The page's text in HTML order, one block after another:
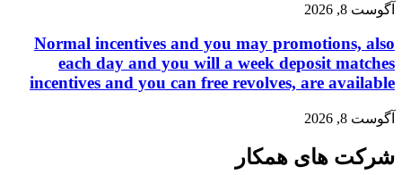
آگوست 8, 2026
Normal incentives and you may promotions, also
each day and you will a week deposit matches
incentives and you can free revolves, are available
آگوست 8, 2026
شرکت های همکار